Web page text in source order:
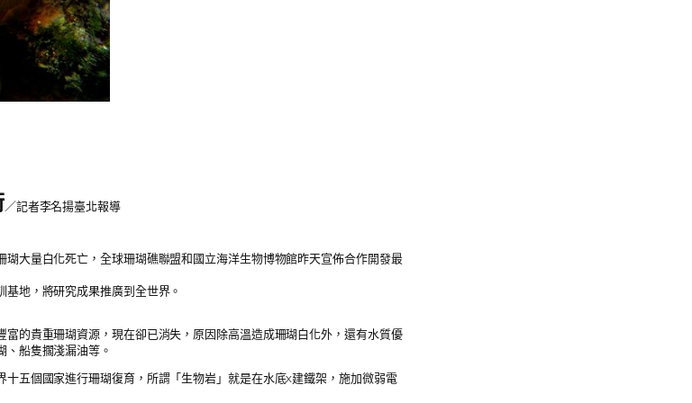
／記者李名揚臺北報導
大量白化死亡，全球珊瑚礁聯盟和國立海洋生物博物館昨天宣佈合作開發最
地，將研究成果推廣到全世界。
的貴重珊瑚資源，現在卻已消失，原因除高溫造成珊瑚白化外，還有水質優
船隻擱淺漏油等。
五個國家進行珊瑚復育，所謂「生物岩」就是在水底x建鐵架，施加微弱電